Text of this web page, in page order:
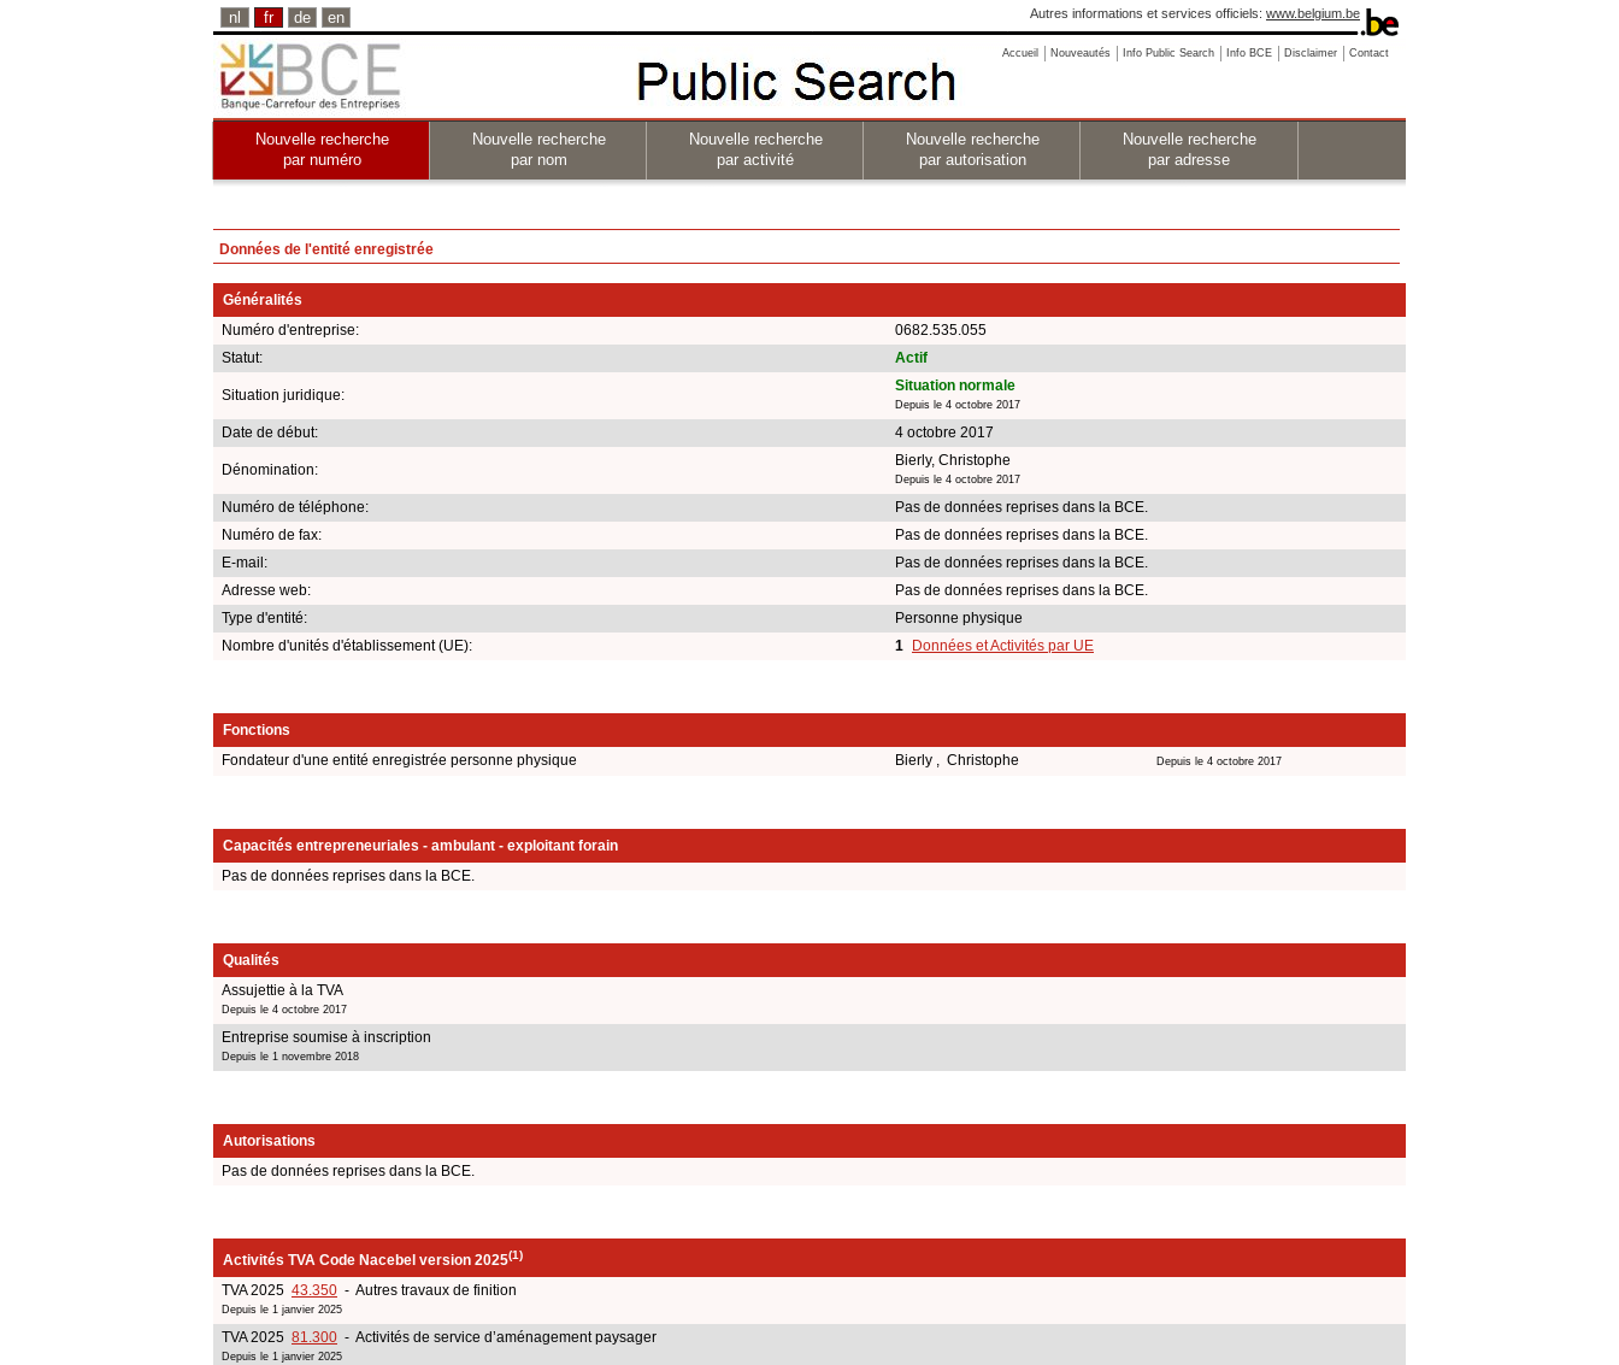
nl fr de en Autres informations et services officiels: www.belgium.be
Accueil Nouveautés Info Public Search Info BCE Disclaimer Contact
Nouvelle recherche
par numéro
Nouvelle recherche
par nom
Nouvelle recherche
par activité
Nouvelle recherche
par autorisation
Nouvelle recherche
par adresse
Données de l'entité enregistrée
Généralités
Numéro d'entreprise:
0682.535.055
Statut:
Actif
Situation juridique:
Situation normale
Depuis le 4 octobre 2017
Date de début: 4 octobre 2017
Dénomination:
Bierly, Christophe
Depuis le 4 octobre 2017
Numéro de téléphone:
Pas de données reprises dans la BCE.
Numéro de fax:
Pas de données reprises dans la BCE.
E-mail:
Pas de données reprises dans la BCE.
Adresse web:
Pas de données reprises dans la BCE.
Type d'entité:
Personne physique
Nombre d'unités d'établissement (UE):
1 Données et Activités par UE
Fonctions
Fondateur d'une entité enregistrée personne physique
Bierly , Christophe Depuis le 4 octobre 2017
Capacités entrepreneuriales - ambulant - exploitant forain
Pas de données reprises dans la BCE.
Qualités
Assujettie à la TVA
Depuis le 4 octobre 2017
Entreprise soumise à inscription
Depuis le 1 novembre 2018
Autorisations
Pas de données reprises dans la BCE.
Activités TVA Code Nacebel version 2025(1)
TVA 2025 43.350 - Autres travaux de finition
Depuis le 1 janvier 2025
TVA 2025 81.300 - Activités de service d’aménagement paysager
Depuis le 1 janvier 2025